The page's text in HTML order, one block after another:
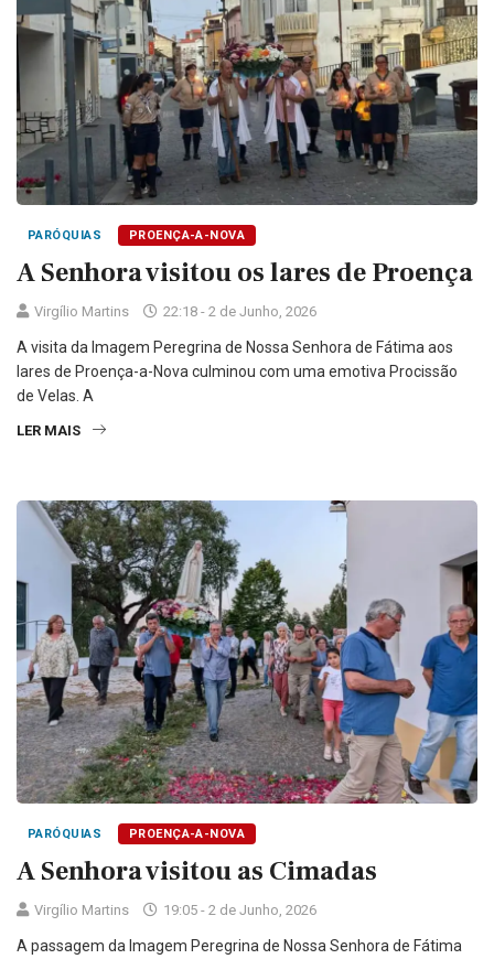
PARÓQUIAS PROENÇA-A-NOVA
A Senhora visitou os lares de Proença
Virgílio Martins 22:18 - 2 de Junho, 2026
A visita da Imagem Peregrina de Nossa Senhora de Fátima aos
lares de Proença-a-Nova culminou com uma emotiva Procissão
de Velas. A
LER MAIS
PARÓQUIAS PROENÇA-A-NOVA
A Senhora visitou as Cimadas
Virgílio Martins 19:05 - 2 de Junho, 2026
A passagem da Imagem Peregrina de Nossa Senhora de Fátima